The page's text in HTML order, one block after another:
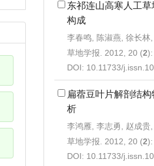
东祁连山高寒人工
构成
李春鸣, 陈淑燕, 徐长林
草地学报. 2012, 20 (2
DOI: 10.11733/
扁蓿豆叶片解剖结
析
李鸿雁, 李志勇, 赵成贵
草地学报. 2012, 20 (2
DOI: 10.11733/